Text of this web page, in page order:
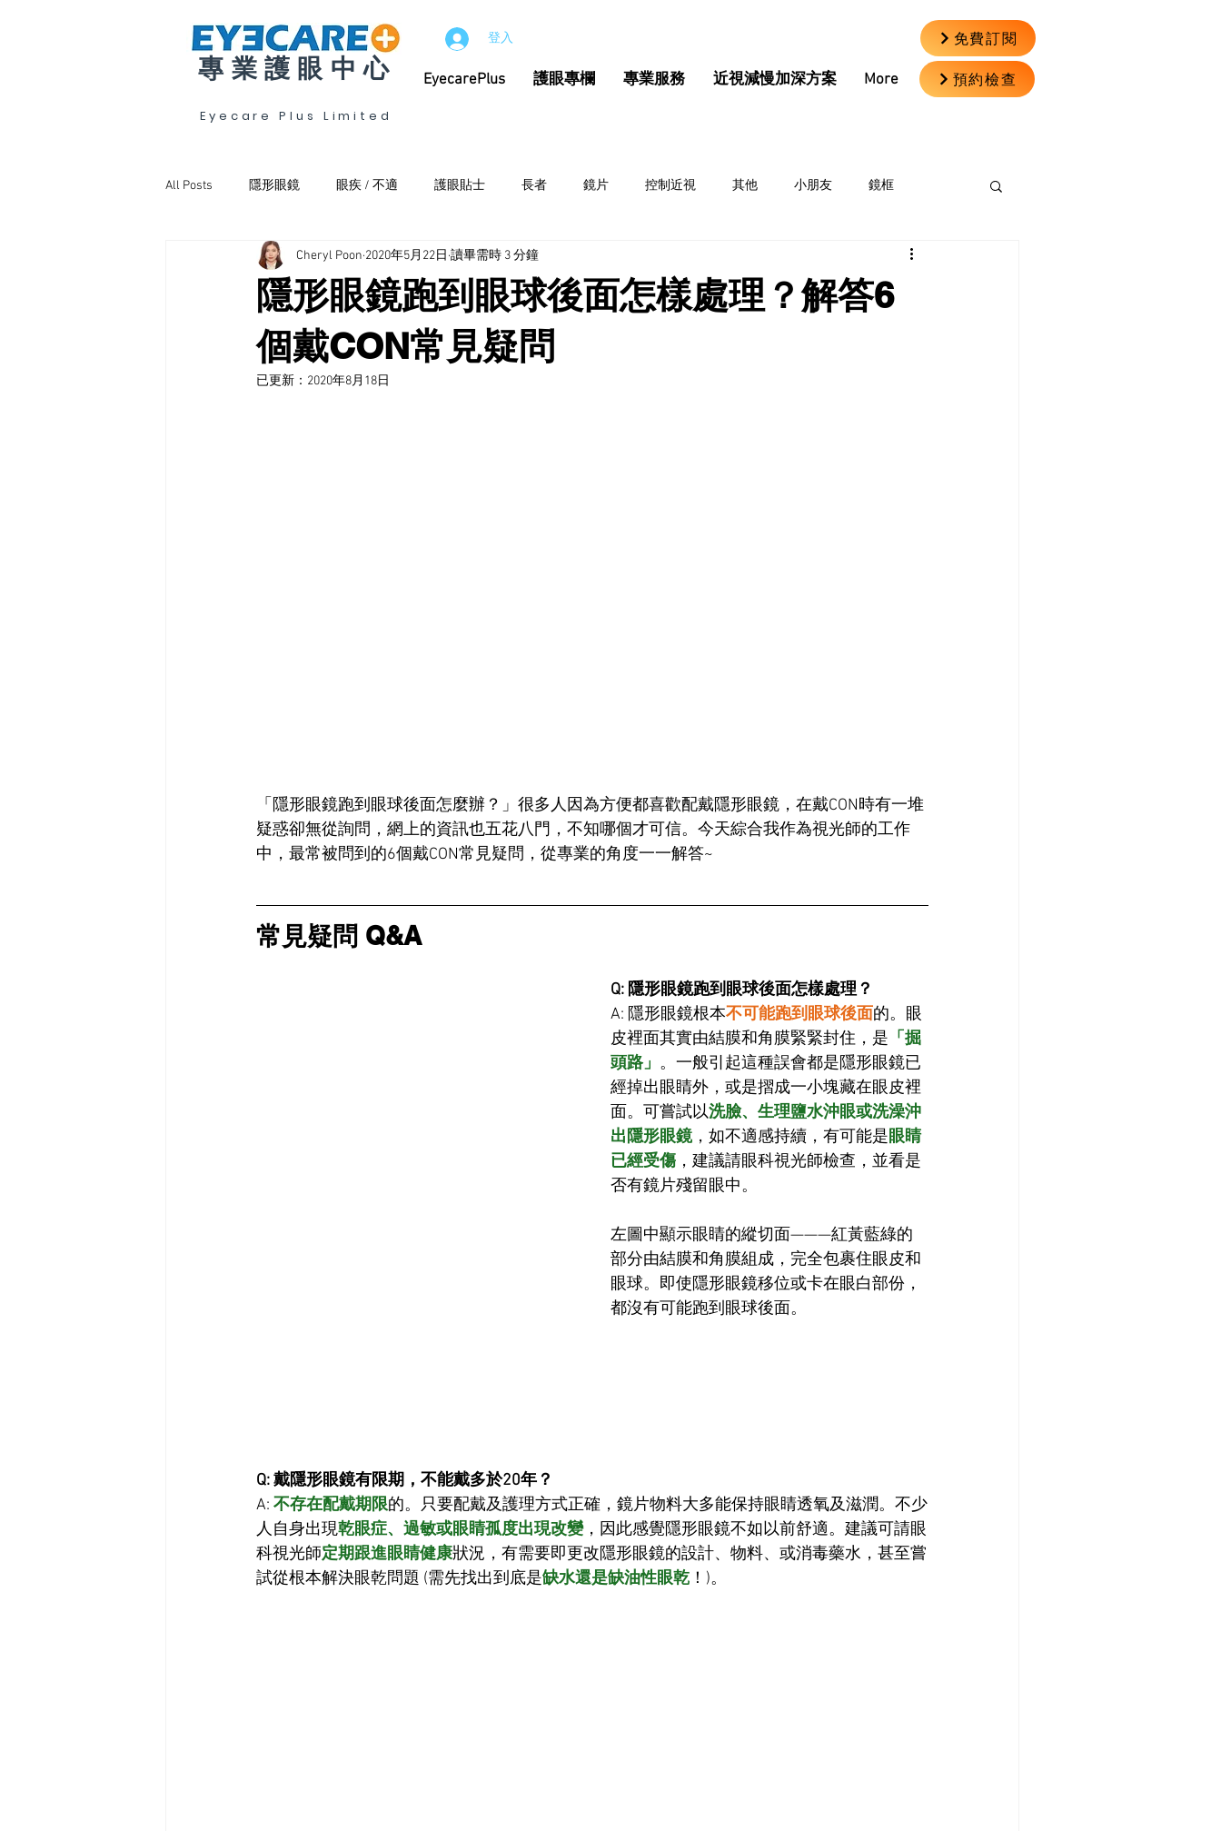
登入
專業護眼中心
Eyecare Plus Limited
EyecarePlus 護眼專欄 專業服務 近視減慢加深方案 More 預約檢查
免費訂閱
All Posts 隱形眼鏡 眼疾 / 不適 護眼貼士 長者 鏡片 控制近視 其他 小朋友 鏡框
斜視弱視及訓練 眼乾
隱形眼鏡跑到眼球後面怎樣處理？解答6
個戴CON常見疑問
Cheryl Poon 2020年5月22日 讀畢需時 3 分鐘
已更新： 2020年8月18日
「隱形眼鏡跑到眼球後面怎麼辦？」很多人因為方便都喜歡配戴隱形眼鏡，在戴CON時有一堆
疑惑卻無從詢問，網上的資訊也五花八門，不知哪個才可信。今天綜合我作為視光師的工作
中，最常被問到的6個戴CON常見疑問，從專業的角度一一解答~
常見疑問 Q&A
Q: 隱形眼鏡跑到眼球後面怎樣處理？
A: 隱形眼鏡根本不可能跑到眼球後面的。眼
皮裡面其實由結膜和角膜緊緊封住，是 「掘
頭路」 。一般引起這種誤會都是隱形眼鏡已
經掉出眼睛外，或是摺成一小塊藏在眼皮裡
面。可嘗試以洗臉、生理鹽水沖眼或洗澡沖
出隱形眼鏡 ，如不適感持續，有可能是眼睛
已經受傷 ，建議請眼科視光師檢查，並看是
否有鏡片殘留眼中。
左圖中顯示眼睛的縱切面———紅黃藍綠的
部分由結膜和角膜組成，完全包裹住眼皮和
眼球。即使隱形眼鏡移位或卡在眼白部份，
都沒有可能跑到眼球後面。
Q: 戴隱形眼鏡有限期，不能戴多於20年？
A: 不存在配戴期限的。只要配戴及護理方式正確，鏡片物料大多能保持眼睛透氧及滋潤。不少
人自身出現乾眼症、過敏或眼睛孤度出現改變，因此感覺隱形眼鏡不如以前舒適。建議可請眼
科視光師定期跟進眼睛健康狀況，有需要即更改隱形眼鏡的設計、物料、或消毒藥水，甚至嘗
試從根本解決眼乾問題 (需先找出到底是缺水還是缺油性眼乾 ！)。